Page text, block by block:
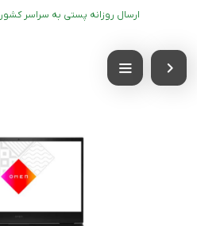
ارسال روزانه پستی به سراسر کشور (